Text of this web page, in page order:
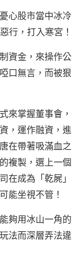
心股市當中冰冷
行，打入寒宮！
資金，來操作公
口無言，而被狠
來掌握董事會，
，運作融資，進
在帶著吸滿血之
複製，選上一個
在成為「乾屍」
能坐視不管！
夠用冰山一角的
法而深層弄法違